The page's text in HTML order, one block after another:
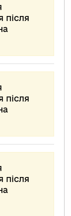
після
після
після